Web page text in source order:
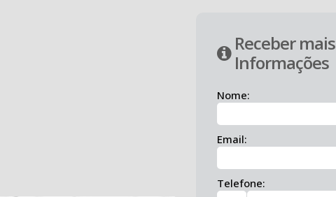
Receber mais
Informações
Nome:
Email:
Telefone: